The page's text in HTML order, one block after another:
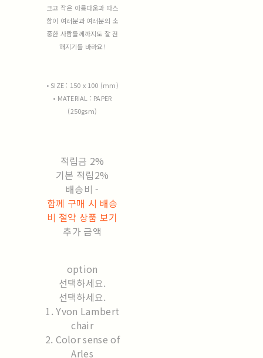
크고 작은 아름다움과 따스
함이 여러분과 여러분의 소
중한 사람들께까지도 잘 전
해지기를 바라요!
• SIZE : 150 x 100 (mm)
• MATERIAL : PAPER
(250gsm)
적립금 2%
기본 적립2%
배송비 -
함께 구매 시 배송
비 절약 상품 보기
추가 금액
option
선택하세요.
선택하세요.
1. Yvon Lambert
chair
2. Color sense of
Arles